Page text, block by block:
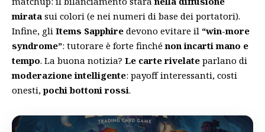
mirata sui colori (e nei numeri di base dei portatori).
Infine, gli Items Sapphire devono evitare il “win-more
syndrome”: tutorare è forte finchénon incarti mano e
tempo. La buona notizia? Le carte rivelate parlano di
moderazione intelligente: payoff interessanti, costi
onesti,pochi bottoni rossi.